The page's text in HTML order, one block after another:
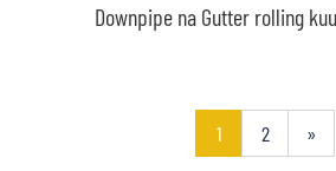
Downpipe na Gutter rolling
1 2 »